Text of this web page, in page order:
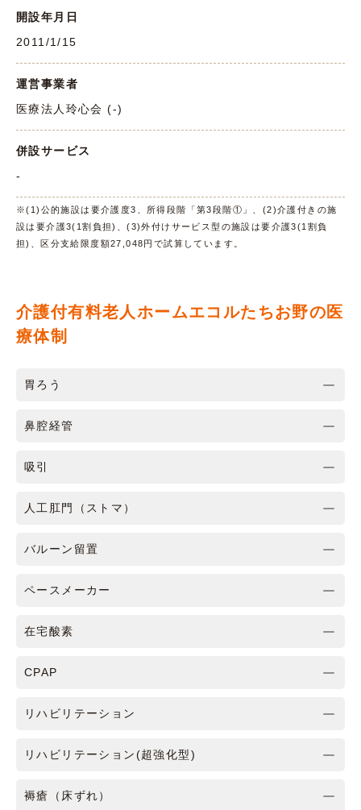
開設年月日
2011/1/15
運営事業者
医療法人玲心会 (-)
併設サービス
-
※(1)公的施設は要介護度3、所得段階「第3段階①」、(2)介護付きの施
設は要介護3(1割負担)、(3)外付けサービス型の施設は要介護3(1割負
担)、区分支給限度額27,048円で試算しています。
介護付有料老人ホームエコルたちお野の医
療体制
胃ろう
鼻腔経管
吸引
人工肛門（ストマ）
バルーン留置
ペースメーカー
在宅酸素
CPAP
リハビリテーション
リハビリテーション(超強化型)
褥瘡（床ずれ）